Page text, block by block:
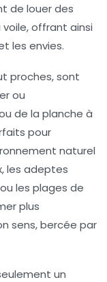
de louer des
offrant ainsi
les envies.
proches, sont
ou
de la planche à
pour
naturel
les adeptes
les plages de
plus
sens, bercée par
un